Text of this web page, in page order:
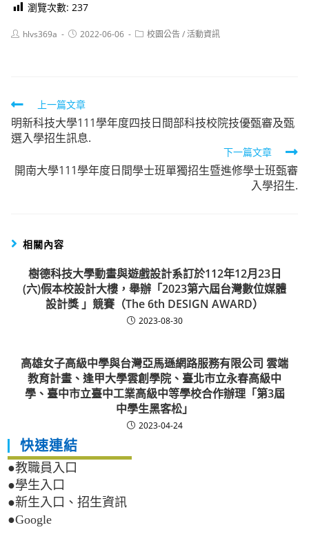
瀏覽次數: 237
Posthlvs369a
Post2022-06-06
Post校園公告/活動資訊
Read
more
articles
上一篇文章
明新科技大學111學年度四技日間部科技校院技優甄審及甄
選入學招生訊息.
下一篇文章
開南大學111學年度日間學士班單獨招生暨進修學士班甄審
入學招生.
相關內容
樹德科技大學動畫與遊戲設計系訂於112年12月23日
(六)假本校設計大樓，舉辦「2023第六屆台灣數位媒體
設計獎 」競賽（The 6th DESIGN AWARD）
2023-08-30
高雄女子高級中學與台灣亞馬遜網路服務有限公司 雲端
教育計畫、逢甲大學雲創學院、臺北市立永春高級中
學、臺中市立臺中工業高級中等學校合作辦理「第3屆
中學生黑客松」
2023-04-24
快速連結
●教職員入口
●學生入口
●新生入口、招生資訊
●Google